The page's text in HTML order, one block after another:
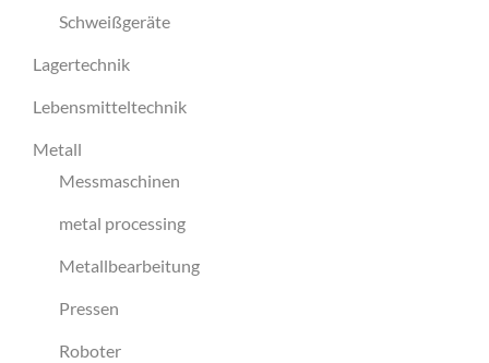
Schweißgeräte
Lagertechnik
Lebensmitteltechnik
Metall
Messmaschinen
metal processing
Metallbearbeitung
Pressen
Roboter